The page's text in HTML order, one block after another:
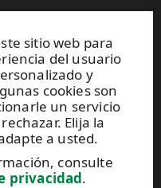
sitio web para
del usuario
y
cookies son
un servicio
Elija la
a usted.
consulte
privacidad.
y se aplican la
de servicio de Google